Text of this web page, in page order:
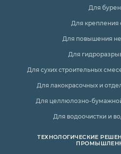
Для
Для крепления
Для повышения
Для
Для сухих строительных
Для лакокрасочных и
Для целлюлозно-
Для водоочистки и
ТЕХНОЛОГИЧЕСКИЕ